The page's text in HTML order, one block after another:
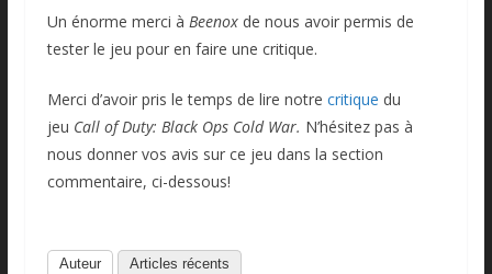
Un énorme merci à Beenoxde nous avoir permis de
tester le jeu pour en faire une critique.
Merci d’avoir pris le temps de lire notre critique du
jeu Call of Duty: Black Ops Cold War. N’hésitez pas à
nous donner vos avis sur ce jeu dans la section
commentaire, ci-dessous!
Auteur Articles récents